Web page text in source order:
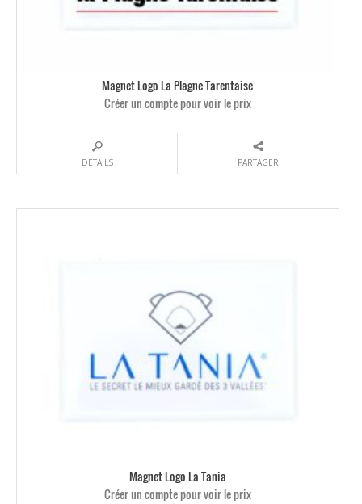
Magnet Logo La Plagne Tarentaise
Créer un compte pour voir le prix
DÉTAILS PARTAGER
Magnet Logo La Tania
Créer un compte pour voir le prix